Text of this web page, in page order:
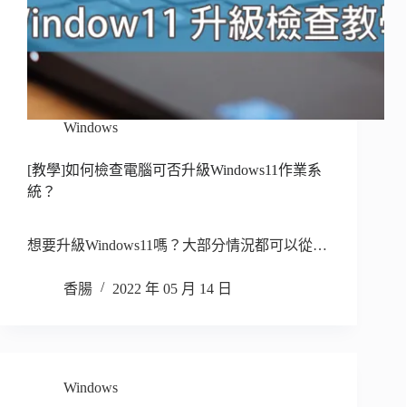
Windows
[教學]如何檢查電腦可否升級Windows11作業系
統？
想要升級Windows11嗎？大部分情況都可以從…
香腸 2022 年 05 月 14 日
Windows